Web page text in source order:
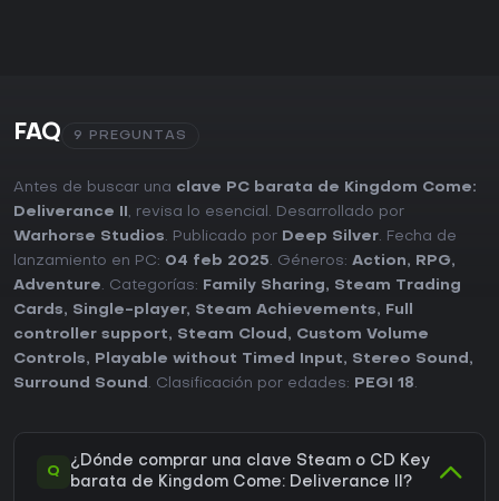
FAQ 9 PREGUNTAS
Antes de buscar una clave PC barata de Kingdom Come:
Deliverance II , revisa lo esencial. Desarrollado por
Warhorse Studios. Publicado por Deep Silver. Fecha de
lanzamiento en PC: 04 feb 2025. Géneros: Action, RPG,
Adventure. Categorías: Family Sharing, Steam Trading
Cards, Single-player, Steam Achievements,
Full
controller support, Steam Cloud , Custom Volume
Controls, Playable without Timed Input, Stereo Sound ,
Surround Sound . Clasificación por edades: PEGI 18.
Q
¿Dónde comprar una clave Steam o CD Key
barata de Kingdom Come: Deliverance II?